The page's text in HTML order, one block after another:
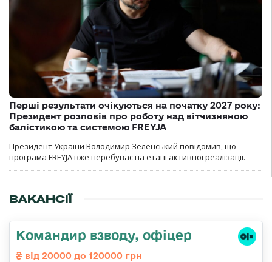
Перші результати очікуються на початку 2027 року:
Президент розповів про роботу над вітчизняною
балістикою та системою FREYJA
Президент України Володимир Зеленський повідомив, що
програма FREYJA вже перебуває на етапі активної реалізації.
ВАКАНСІЇ
Командир взводу, офіцер
від 20000 до 120000 грн